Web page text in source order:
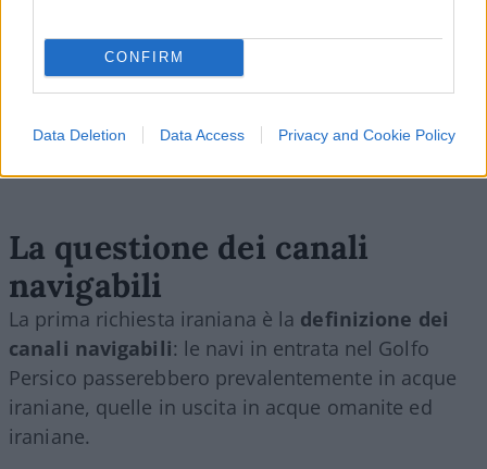
CONFIRM
Data Deletion Data Access Privacy and Cookie Policy
La questione dei canali
navigabili
La prima richiesta iraniana è la definizione dei
canali navigabili: le navi in entrata nel Golfo
Persico passerebbero prevalentemente in acque
iraniane, quelle in uscita in acque omanite ed
iraniane.